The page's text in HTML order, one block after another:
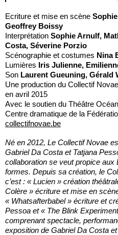
Ecriture et mise en scène
Geoffrey Boissy
Interprétation Sophie Arnulf,
Costa, Séverine Porzio
Scénographie et costumes Nina
Lumières Iris Julienne,
Son Laurent Gueuning, Gérald
Une production du Collectif
en avril 2015
Avec le soutien du Théâtre
Centre dramatique de la
collectifnovae.be
Né en 2012, Le Collectif Novae
Gabriel Da Costa et Tatjana
collaboration se veut propice aux
formes. Depuis sa création, le
c’est : « Lucien » création
Colère » écriture et mise en
« Whatsafterbabel » écriture et
Pessoa et « The Blink
comprenant spectacle,
exposition de Gabriel Da Costa